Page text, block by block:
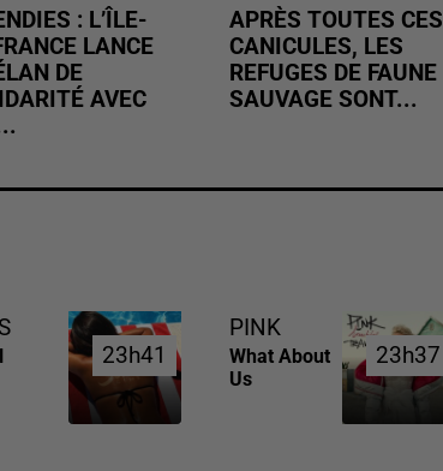
: L’ÎLE-
LANCE
DE
AVEC
APRÈS TOUTES CES
CANICULES, LES
REFUGES DE FAUNE
SAUVAGE SONT...
23h41
23h41
PINK
What About
Us
23h37
23h37